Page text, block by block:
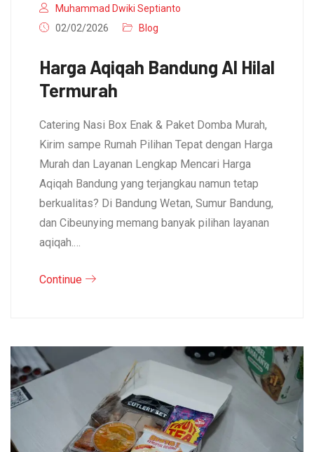
Muhammad Dwiki Septianto
02/02/2026
Blog
Harga Aqiqah Bandung Al Hilal
Termurah
Catering Nasi Box Enak & Paket Domba Murah,
Kirim sampe Rumah Pilihan Tepat dengan Harga
Murah dan Layanan Lengkap Mencari Harga
Aqiqah Bandung yang terjangkau namun tetap
berkualitas? Di Bandung Wetan, Sumur Bandung,
dan Cibeunying memang banyak pilihan layanan
aqiqah.…
Continue